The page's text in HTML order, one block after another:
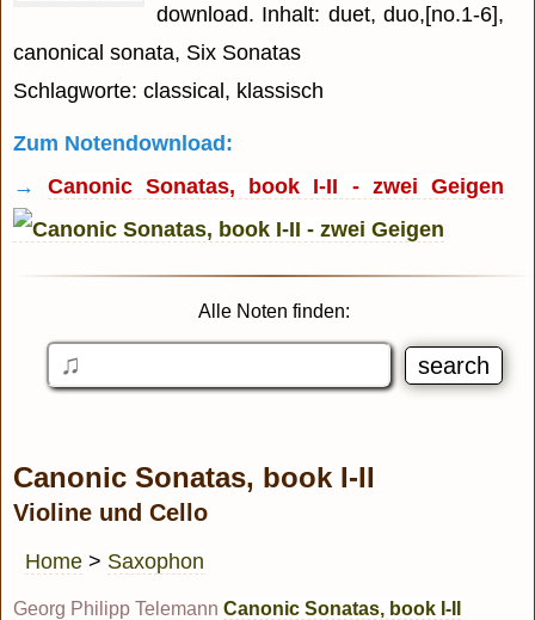
download. Inhalt: duet, duo,[no.1-6],
canonical sonata, Six Sonatas
Schlagworte: classical, klassisch
Zum Notendownload:
→Canonic Sonatas, book I-II - zwei Geigen
Alle Noten finden:
Canonic Sonatas, book I-II
Violine und Cello
Home > Saxophon
Georg Philipp Telemann Canonic Sonatas, book I-II